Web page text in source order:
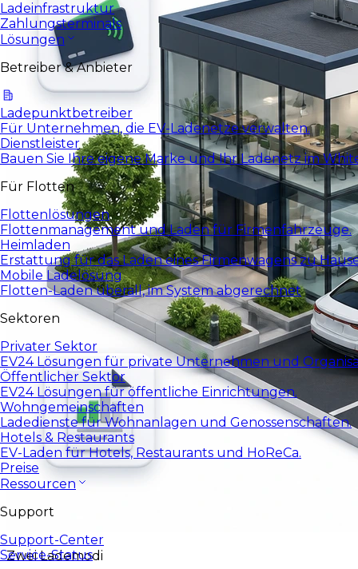
Ladeinfrastruktur
Zahlungsterminals
Lösungen
Betreiber & Anbieter
Ladepunktbetreiber
Für Unternehmen, die EV-Ladenetze verwalten.
Dienstleister
Bauen Sie Ihre eigene Marke und Ihr Ladenetz im
Für Flotten
Flottenlösungen
Flottenmanagement und Laden für Firmenfahrzeuge.
Heimladen
Erstattung für das Laden eines Firmenwagens zu
Mobile Ladelösung
Flotten-Laden überall, im System abgerechnet
Sektoren
Privater Sektor
EV24 Lösungen für private Unternehmen und
Öffentlicher Sektor
EV24 Lösungen für öffentliche Einrichtungen.
Wohngemeinschaften
Ladedienste für Wohnanlagen und Genossenschaften.
Hotels & Restaurants
EV-Laden für Hotels, Restaurants und HoReCa.
Preise
Ressourcen
Support
Support-Center
Service-Status
Zwei Lademodi